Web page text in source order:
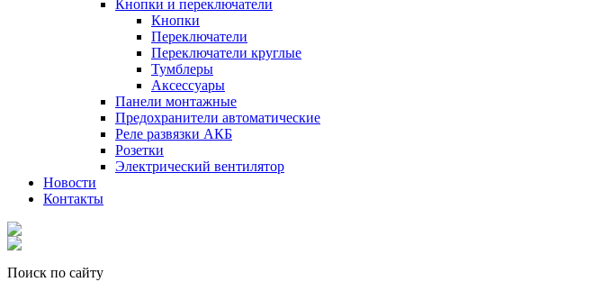
Кнопки и переключатели
Кнопки
Переключатели
Переключатели круглые
Тумблеры
Аксессуары
Панели монтажные
Предохранители автоматические
Реле развязки АКБ
Розетки
Электрический вентилятор
Новости
Контакты
Поиск по сайту